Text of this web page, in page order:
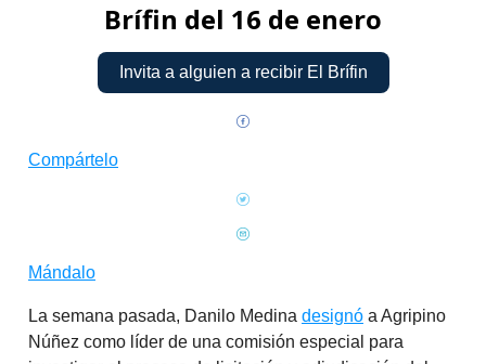
Brífin del 16 de enero
Invita a alguien a recibir El Brífin
Compártelo
Mándalo
La semana pasada, Danilo Medina designó a Agripino
Núñez como líder de una comisión especial para